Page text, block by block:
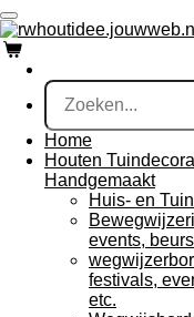
Ga
direct
naar
de
hoofdinhoud
Home
Houten
Handgemaakt
Huis- en
events,
festivals,
etc.